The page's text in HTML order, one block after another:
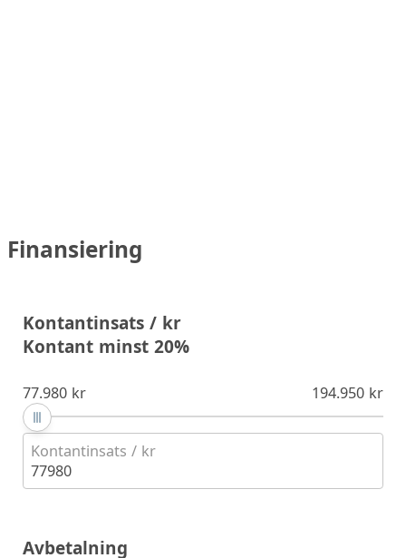
Finansiering
Kontantinsats / kr
Kontant minst 20%
77.980 kr 194.950 kr
Kontantinsats / kr
77980
Avbetalning